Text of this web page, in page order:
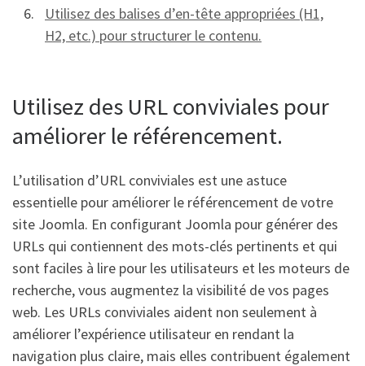
Utilisez des balises d’en-tête appropriées (H1,
H2, etc.) pour structurer le contenu.
Utilisez des URL conviviales pour
améliorer le référencement.
L’utilisation d’URL conviviales est une astuce
essentielle pour améliorer le référencement de votre
site Joomla. En configurant Joomla pour générer des
URLs qui contiennent des mots-clés pertinents et qui
sont faciles à lire pour les utilisateurs et les moteurs de
recherche, vous augmentez la visibilité de vos pages
web. Les URLs conviviales aident non seulement à
améliorer l’expérience utilisateur en rendant la
navigation plus claire, mais elles contribuent également